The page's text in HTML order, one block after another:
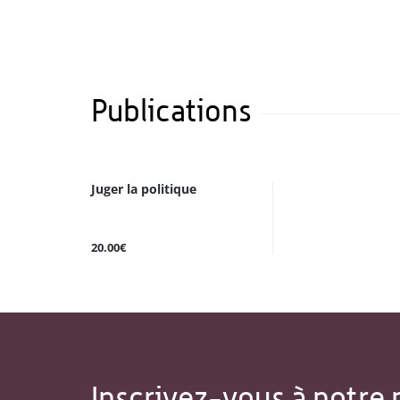
Publications
Juger la politique
20.00€